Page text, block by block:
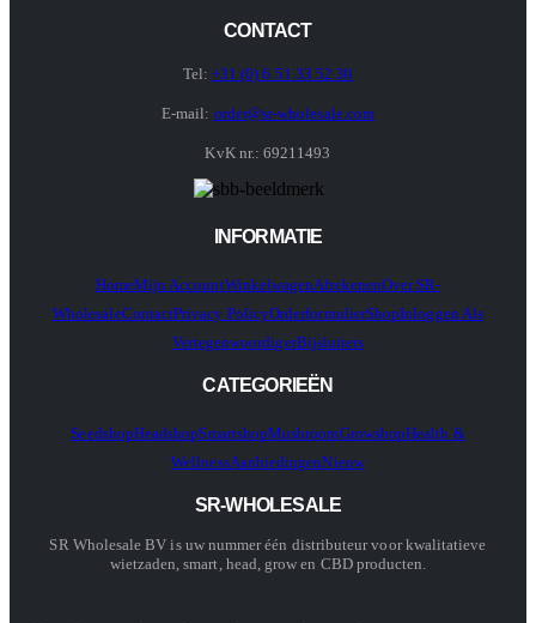
CONTACT
Tel: +31 (0) 6 51 33 52 30
E-mail: order@sr-wholesale.com
KvK nr.: 69211493
INFORMATIE
HomeMijn AccountWinkelwagenAfrekenenOver SR-
WholesaleContactPrivacy PolicyOrderformulierShopInloggen Als
VertegenwoordigerBijsluiters
CATEGORIEËN
SeedshopHeadshopSmartshopMushroomGrowshopHealth &
WellnessAanbiedingenNieuw
SR-WHOLESALE
SR Wholesale BV is uw nummer één distributeur voor kwalitatieve
wietzaden, smart, head, grow en CBD producten.